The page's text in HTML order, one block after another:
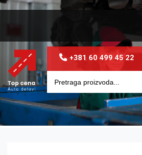
+381 60 499 45 22